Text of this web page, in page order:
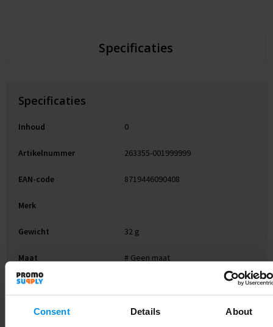
Consent Details About
Specificaties
Specificaties
Inhoud 0
Artikelnummer 263355-001999999
EAN-code 8719446090408
Merk
Gewicht 32 g
Maat # Geen maat
Materiaal
Kleur zwart